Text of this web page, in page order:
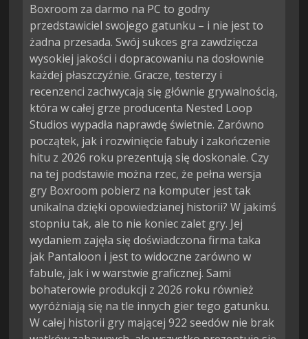
Boxroom za darmo na PC to godny
przedstawiciel swojego gatunku – i nie jest to
żadna przesada. Swój sukces gra zawdzięcza
wysokiej jakości i dopracowaniu na dosłownie
każdej płaszczyźnie. Gracze, testerzy i
recenzenci zachwycają się głównie grywalnością,
która w całej grze producenta Nested Loop
Studios wypadła naprawdę świetnie. Zarówno
początek, jak i rozwinięcie fabuły i zakończenie
hitu z 2026 roku prezentują się doskonale. Czy
na tej podstawie można rzec, że pełna wersja
gry Boxroom pobierz na komputer jest tak
unikalna dzięki opowiedzianej historii? W jakimś
stopniu tak, ale to nie koniec zalet gry. Jej
wydaniem zajęła się doświadczona firma taka
jak Pantaloon i jest to widoczne zarówno w
fabule, jak i w warstwie graficznej. Sami
bohaterowie produkcji z 2026 roku również
wyróżniają się na tle innych gier tego gatunku.
W całej historii gry mającej 922 seedów nie brak